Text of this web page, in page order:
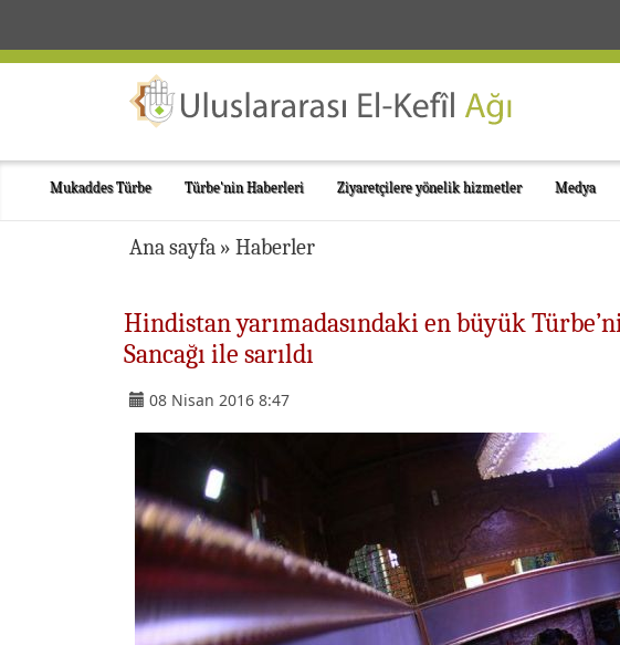
Mukaddes Türbe Türbe'nin Haberleri Ziyaretçilere yönelik hizmetler Medya
Ana sayfa » Haberler
Hindistan yarımadasındaki en büyük
Sancağı ile sarıldı
08 Nisan 2016 8:47